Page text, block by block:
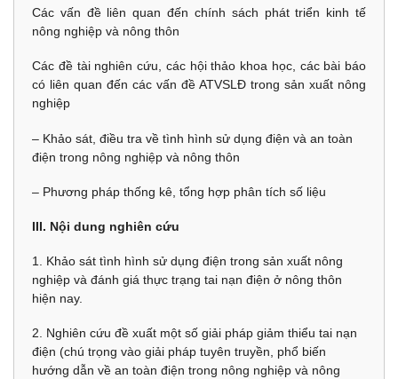
Các vấn đề liên quan đến chính sách phát triển kinh tế
nông nghiệp và nông thôn
Các đề tài nghiên cứu, các hội thảo khoa học, các bài báo
có liên quan đến các vấn đề ATVSLĐ trong sản xuất nông
nghiệp
– Khảo sát, điều tra về tình hình sử dụng điện và an toàn
điện trong nông nghiệp và nông thôn
– Phương pháp thống kê, tổng hợp phân tích số liệu
III. Nội dung nghiên cứu
1. Khảo sát tình hình sử dụng điện trong sản xuất nông
nghiệp và đánh giá thực trạng tai nạn điện ở nông thôn
hiện nay.
2. Nghiên cứu đề xuất một số giải pháp giảm thiểu tai nạn
điện (chú trọng vào giải pháp tuyên truyền, phổ biến
hướng dẫn về an toàn điện trong nông nghiệp và nông